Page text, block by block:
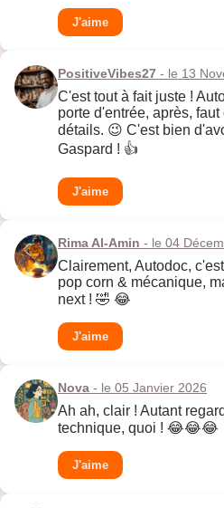
J'aime
PositiveVibes27 - le 13
C'est tout à fait juste !
porte d'entrée, après,
détails. 😉 C'est bien
Gaspard ! 👍
J'aime
Rima Al-Amin - le 04
Clairement, Autodoc,
pop corn & mécanique,
next ! 🤣 😂
J'aime
Nova - le 05 Janvier 2026
Ah ah, clair ! Autant
technique, quoi ! 😂😂😂
J'aime